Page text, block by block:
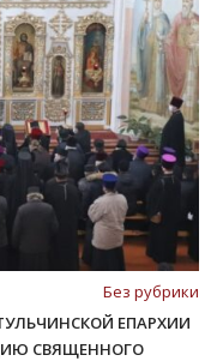
Без рубрики
ЕПАРХИИ
СВЯЩЕННОГО